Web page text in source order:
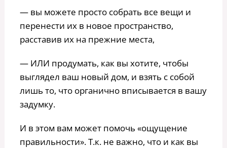
— вы можете просто собрать все вещи и
перенести их в новое пространство,
расставив их на прежние места,
— ИЛИ продумать, как вы хотите, чтобы
выглядел ваш новый дом, и взять с собой
лишь то, что органично вписывается в вашу
задумку.
И в этом вам может помочь «ощущение
правильности». Т.к. не важно, что и как вы